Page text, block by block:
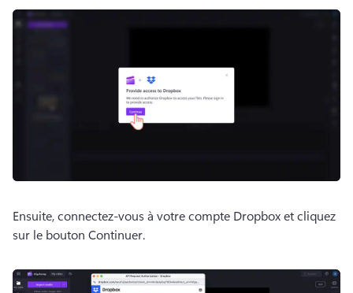
Ensuite, connectez-vous à votre compte Dropbox et cliquez
sur le bouton Continuer.